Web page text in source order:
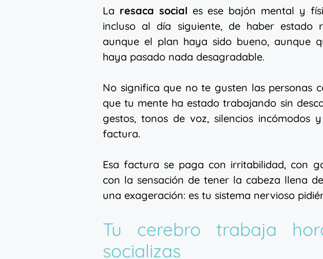
La resaca social es ese bajón mental y
incluso al día siguiente, de haber estado
aunque el plan haya sido bueno, aunque
haya pasado nada desagradable.
No significa que no te gusten las personas
que tu mente ha estado trabajando sin
gestos, tonos de voz, silencios incómodos
factura.
Esa factura se paga con irritabilidad, con
con la sensación de tener la cabeza llena
una exageración: es tu sistema nervioso
Tu cerebro trabaja
socializas